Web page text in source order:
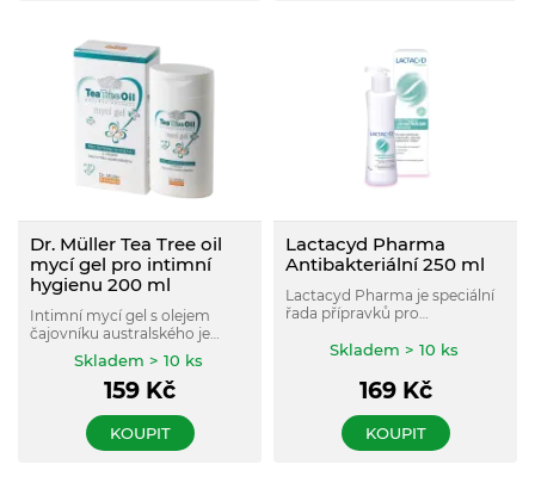
Dr. Müller Tea Tree oil
mycí gel pro intimní
hygienu 200 ml
Intimní mycí gel s olejem
čajovníku australského je
vhodný pro každodenní
hygienu vnějších pohlavních
Skladem > 10 ks
159 Kč
KOUPIT
Lactacyd Pharma
Antibakteriální 250 ml
Lactacyd Pharma je speciální
řada přípravků pro
obohacená o přírodní účinné
Skladem > 10 ks
169Kč
KOUPIT